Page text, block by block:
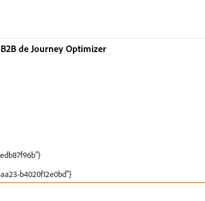
de Journey Optimizer
b4020f12e0bd"}